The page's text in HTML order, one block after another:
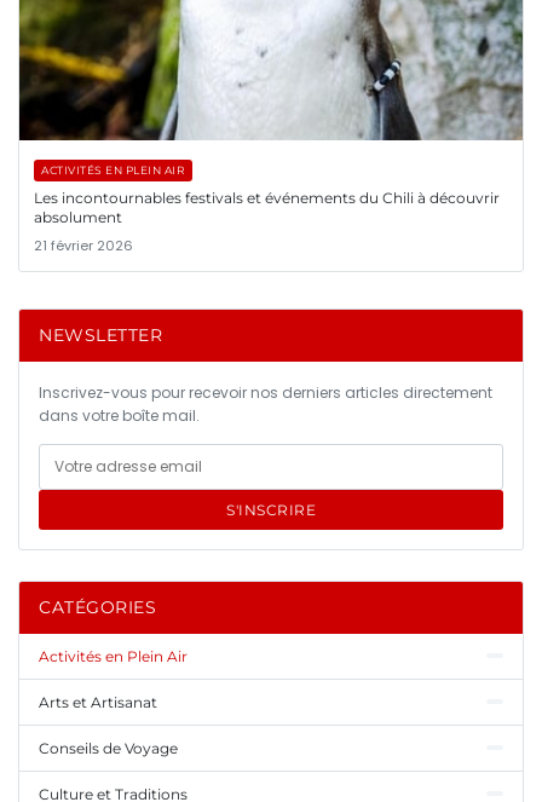
ACTIVITÉS EN PLEIN AIR
Les incontournables festivals et événements du Chili à découvrir
absolument
21 février 2026
NEWSLETTER
Inscrivez-vous pour recevoir nos derniers articles directement
dans votre boîte mail.
S'INSCRIRE
CATÉGORIES
Activités en Plein Air
Arts et Artisanat
Conseils de Voyage
Culture et Traditions